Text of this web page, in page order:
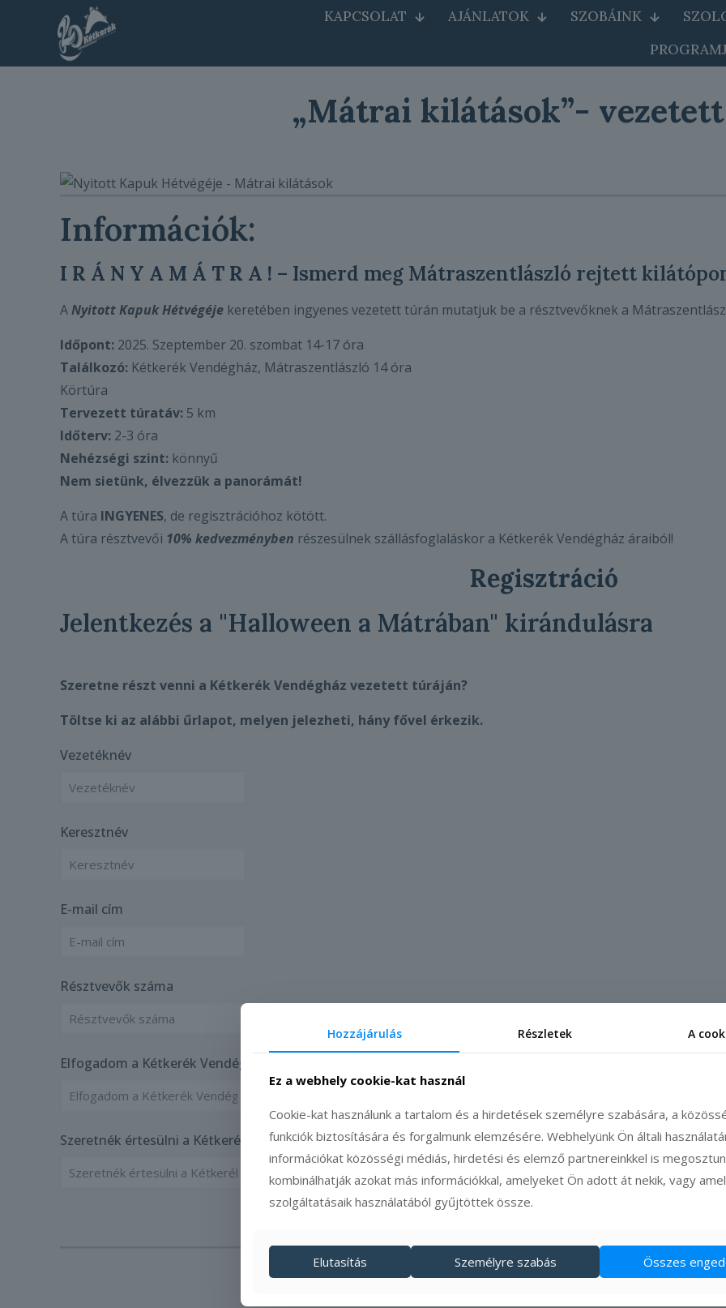
KAPCSOLAT AJÁNLATOK SZOBÁINK
„Mátrai kilátások”-
Információk:
I R Á N Y A M Á T R A ! – Ismerd meg Mátraszentlászló rejtett
ANyitott Kapuk Hétvégéje keretében ingyenes vezetett túrán mutatjuk be a résztvevőknek a
Időpont: 2025. Szeptember 20. szombat 14-17 óra
Találkozó: Kétkerék Vendégház, Mátraszentlászló 14 óra
Körtúra
Tervezett túratáv: 5 km
Időterv: 2-3 óra
Nehézségi szint: könnyű
Nem sietünk, élvezzük a panorámát!
A túra INGYENES, de regisztrációhoz kötött.
A túra résztvevői 10% kedvezményben részesülnek szállásfoglaláskor a Kétkerék Vendégház áraiból!
Regisztráció
Jelentkezés a "Halloween a Mátrában" kirándulásra
Szeretne részt venni a Kétkerék Vendégház vezetett túráján?
Töltse ki az alábbi űrlapot, melyen jelezheti, hány fővel érkezik.
Vezetéknév
Keresztnév
E-mail cím
Résztvevők száma
Elfogadom a Kétkerék Vendégház adatvédelmi irányelveit
Szeretnék értesülni a Kétkerék Vendégház híreiről
Hozzájárulás Részletek A
Ez a webhely cookie-kat használ
Cookie-kat használunk a tartalom és a hirdetések személyre szabására, a
funkciók biztosítására és forgalmunk elemzésére. Webhelyünk Ön általi
információkat közösségi médiás, hirdetési és elemző partnereinkkel is
kombinálhatják azokat más információkkal, amelyeket Ön adott át nekik, vagy
szolgáltatásaik használatából gyűjtöttek össze.
Elutasítás Személyre szabás Összes